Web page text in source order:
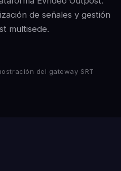
de señales y gestión
multisede.
del gateway SRT